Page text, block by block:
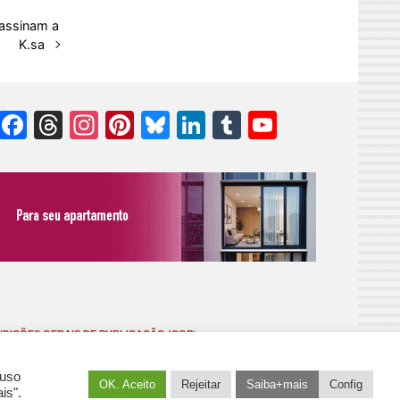
a
K.sa
Facebook
Threads
Instagram
Pinterest
Bluesky
LinkedIn
Tumblr
GERAIS DE PUBLICAÇÃO (CGP)
OK. Aceito Rejeitar Saiba+mais Config